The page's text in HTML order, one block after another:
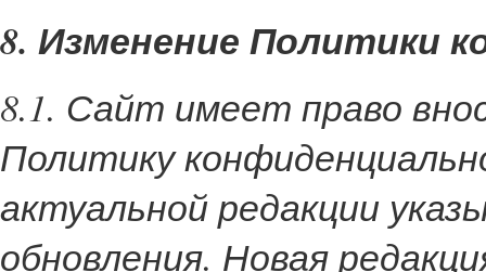
8. Изменение Политики
8.1. Сайт имеет право
Политику
актуальной редакции
обновления. Новая